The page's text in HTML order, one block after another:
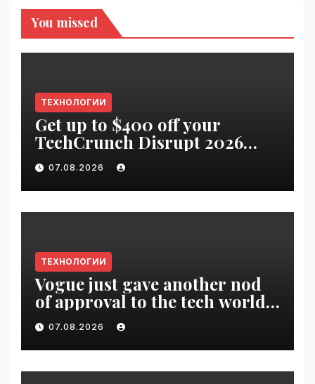
You missed
ТЕХНОЛОГИИ
Get up to $400 off your
TechCrunch Disrupt 2026
pass until tomorrow |
VseTime.ru
07.08.2026
ТЕХНОЛОГИИ
Vogue just gave another nod
of approval to the tech world |
VseTime.ru
07.08.2026